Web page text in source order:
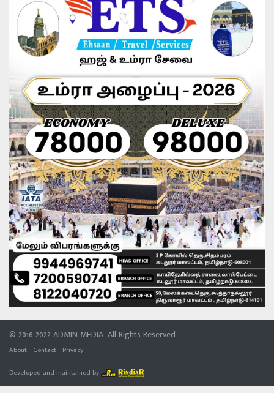
© 2016-2022 ADMIN MEDIA. All Rights Reserved.
About Contact Privacy
Developed and maintained by